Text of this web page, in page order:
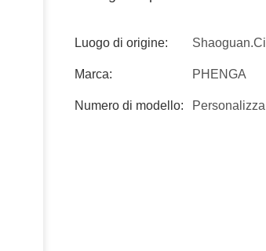
Luogo di origine:
Marca: PHENGA
Numero di modello: Personalizza